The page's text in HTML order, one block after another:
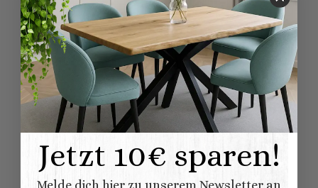
Jetzt 10€ sparen!
Melde dich hier zu unserem Newsletter an